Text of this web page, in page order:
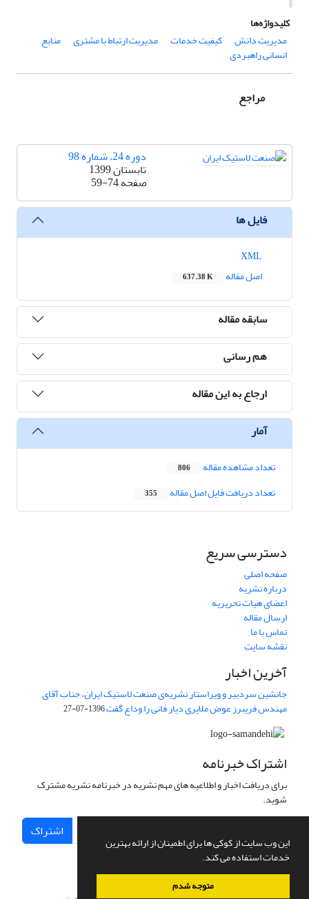
این وب سایت از کوکی ها برای اطمینان از ارائه بهترین
خدمات استفاده می کند.
متوجه شدم
کلیدواژه‌ها
مدیریت دانش
کیفیت خدمات مدیریت ارتباط با مشتری منابع
انسانی راهبردی
مراجع
دوره 24، شماره 98
تابستان 1399
صفحه59-74
فایل ها
اصل مقاله
637.38 K
سابقه مقاله
هم رسانی
ارجاع به این مقاله
آمار
تعداد مشاهده مقاله 806
تعداد دریافت فایل اصل مقاله 355
دسترسی سریع
صفحه اصلی
درباره نشریه
اعضای هیات تحریریه
ارسال مقاله
تماس با ما
نقشه سایت
آخرین اخبار
جانشین سردبیر و ویراستار نشریه‌ی صنعت لاستیک ایران، جناب آقای
مهندس فریبرز عوض ملایری دیار فانی را وداع گفت1396-07-27
اشتراک خبرنامه
برای دریافت اخبار و اطلاعیه های مهم نشریه در خبرنامه نشریه مشترک
شوید.
اشتراک